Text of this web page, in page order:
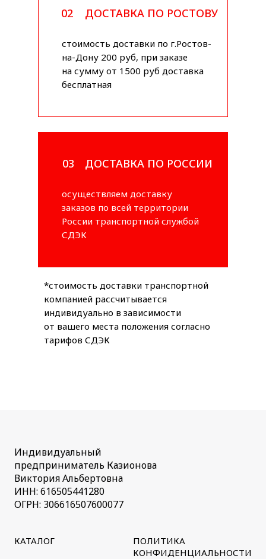
ДОСТАВКА ПО РОСТОВУ
02
стоимость доставки по г.Ростов-
на-Дону 200 руб, при заказе
на сумму от 1500 руб доставка
бесплатная
ДОСТАВКА ПО РОССИИ
03
осуществляем доставку
заказов по всей территории
России транспортной службой
СДЭК
*стоимость доставки транспортной
компанией рассчитывается
индивидуально в зависимости
от вашего места положения согласно
тарифов СДЭК
Индивидуальный
предприниматель Казионова
Виктория Альбертовна
ИНН: 616505441280
ОГРН: 306616507600077
КАТАЛОГ
ПОЛИТИКА
КОНФИДЕНЦИАЛЬНОСТИ